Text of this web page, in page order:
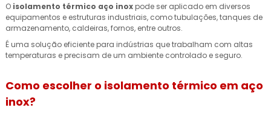
O isolamento térmico aço inox pode ser aplicado em diversos
equipamentos e estruturas industriais, como tubulações, tanques de
armazenamento, caldeiras, fornos, entre outros.
É uma solução eficiente para indústrias que trabalham com altas
temperaturas e precisam de um ambiente controlado e seguro.
Como escolher o isolamento térmico em aço
inox?